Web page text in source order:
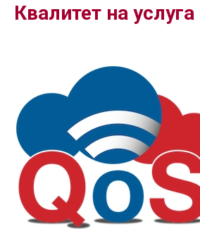
ДОКУМЕНТИ
ТЕЛЕКОМУНИКАЦИИ
АНАЛИЗА
НА
ПАЗАР
ГРИЖА
ЗА
КОРИСНИЦИ
Квалитет на услуга